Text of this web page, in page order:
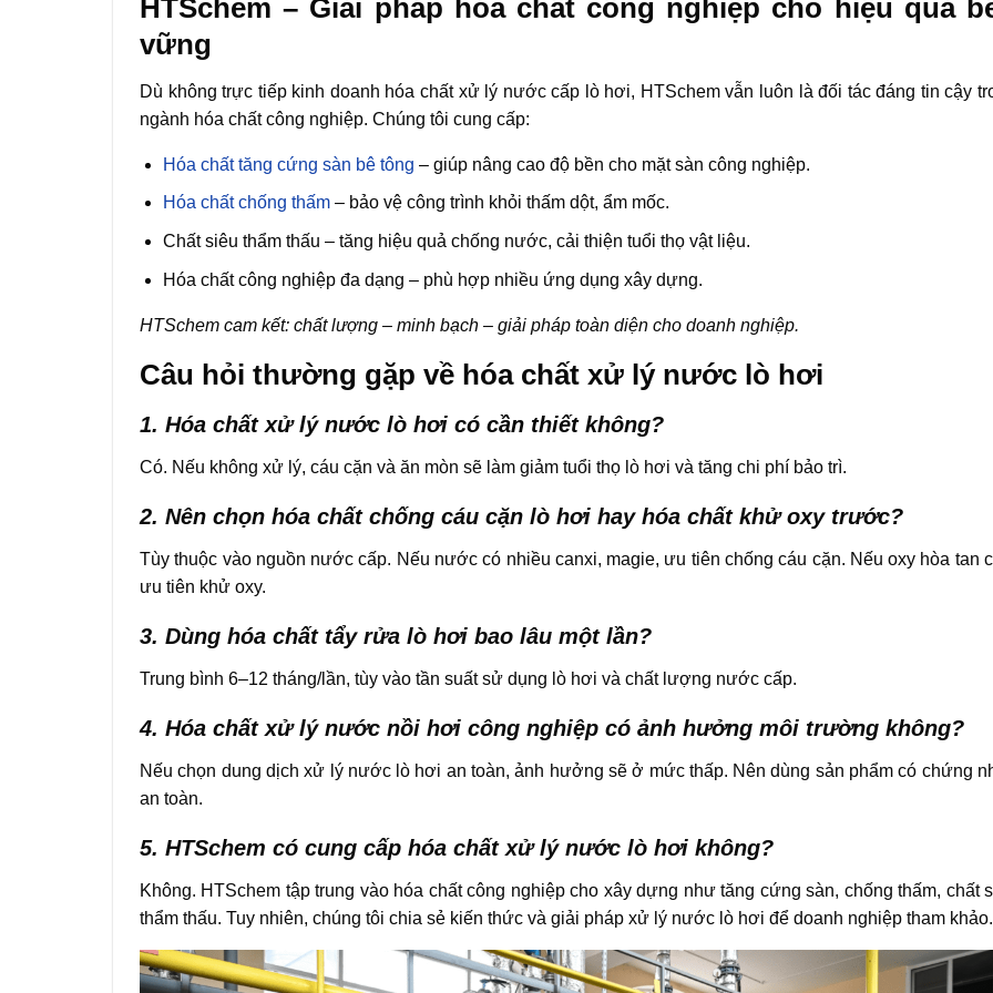
HTSchem – Giải pháp hóa chất công nghiệp cho hiệu quả
vững
Dù không trực tiếp kinh doanh hóa chất xử lý nước cấp lò hơi, HTSchem vẫn luôn là đối tác đáng tin cậy
ngành hóa chất công nghiệp. Chúng tôi cung cấp:
Hóa chất tăng cứng sàn bê tông – giúp nâng cao độ bền cho mặt sàn công nghiệp.
Hóa chất chống thấm– bảo vệ công trình khỏi thấm dột, ẩm mốc.
Chất siêu thẩm thấu – tăng hiệu quả chống nước, cải thiện tuổi thọ vật liệu.
Hóa chất công nghiệp đa dạng – phù hợp nhiều ứng dụng xây dựng.
HTSchem cam kết: chất lượng – minh bạch – giải pháp toàn diện cho doanh nghiệp.
Câu hỏi thường gặp về hóa chất xử lý nước lò hơi
1. Hóa chất xử lý nước lò hơi có cần thiết không?
Có. Nếu không xử lý, cáu cặn và ăn mòn sẽ làm giảm tuổi thọ lò hơi và tăng chi phí bảo trì.
2. Nên chọn hóa chất chống cáu cặn lò hơi hay hóa chất khử oxy trước?
Tùy thuộc vào nguồn nước cấp. Nếu nước có nhiều canxi, magie, ưu tiên chống cáu cặn. Nếu oxy hòa tan
ưu tiên khử oxy.
3. Dùng hóa chất tẩy rửa lò hơi bao lâu một lần?
Trung bình 6–12 tháng/lần, tùy vào tần suất sử dụng lò hơi và chất lượng nước cấp.
4. Hóa chất xử lý nước nồi hơi công nghiệp có ảnh hưởng môi trường không?
Nếu chọn dung dịch xử lý nước lò hơi an toàn, ảnh hưởng sẽ ở mức thấp. Nên dùng sản phẩm có chứng
an toàn.
5. HTSchem có cung cấp hóa chất xử lý nước lò hơi không?
Không. HTSchem tập trung vào hóa chất công nghiệp cho xây dựng như tăng cứng sàn, chống thấm, chất
thẩm thấu. Tuy nhiên, chúng tôi chia sẻ kiến thức và giải pháp xử lý nước lò hơi để doanh nghiệp tham khảo.